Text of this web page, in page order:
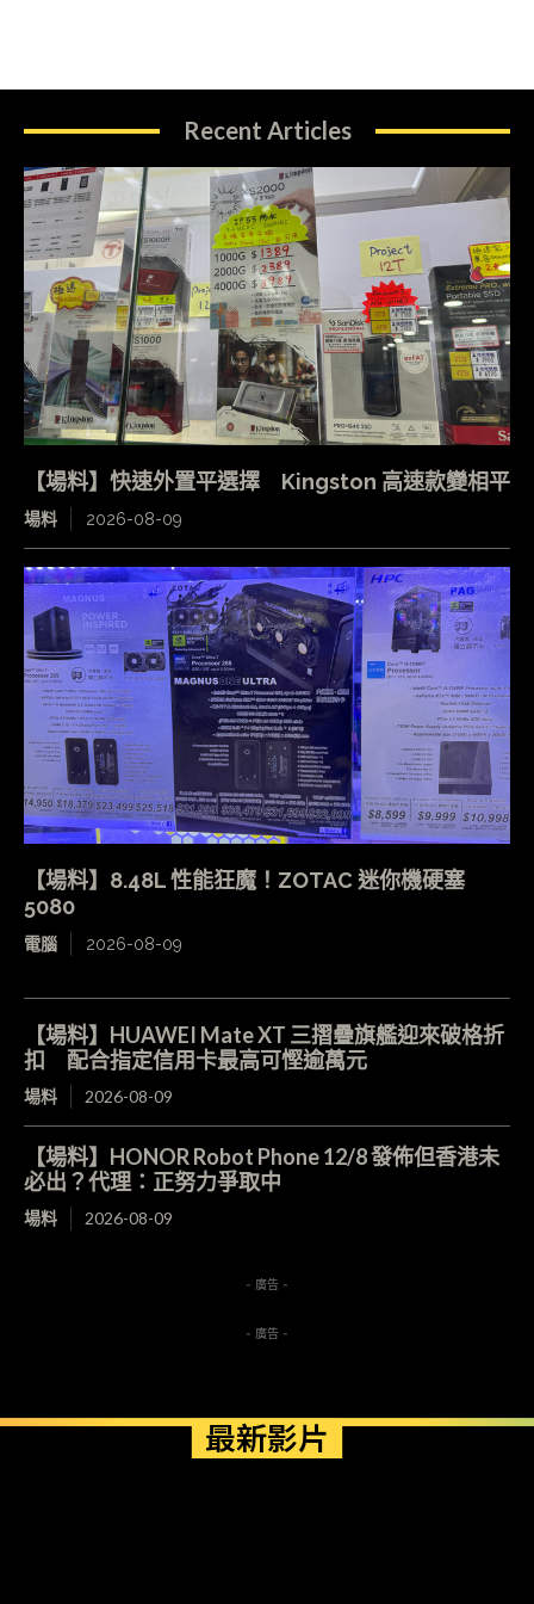
Recent Articles
【場料】快速外置平選擇 Kingston 高速款變相平
場料 2026-08-09
【場料】8.48L 性能狂魔！ZOTAC 迷你機硬塞
5080
電腦 2026-08-09
【場料】HUAWEI Mate XT 三摺疊旗艦迎來破格折
扣 配合指定信用卡最高可慳逾萬元
場料 2026-08-09
【場料】HONOR Robot Phone 12/8 發佈但香港未
必出？代理：正努力爭取中
場料 2026-08-09
- 廣告 -
- 廣告 -
最新影片